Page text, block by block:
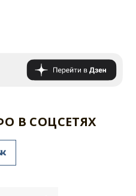
В СОЦСЕТЯХ